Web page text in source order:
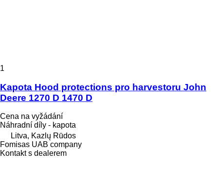
1
Kapota Hood protections pro harvestoru John
Deere 1270 D 1470 D
Cena na vyžádání
Náhradní díly - kapota
Litva, Kazlų Rūdos
Fomisas UAB company
Kontakt s dealerem